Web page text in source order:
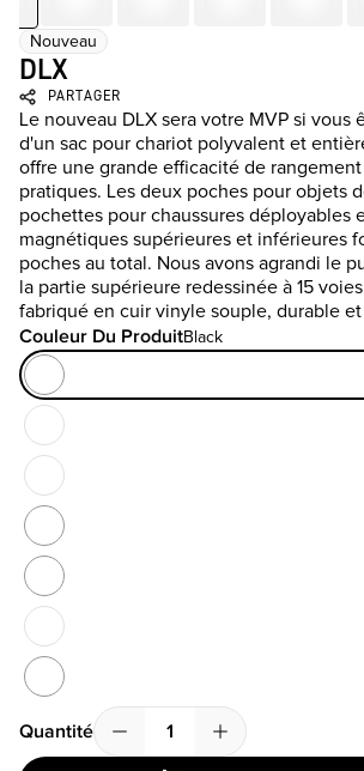
Nouveau
DLX
PARTAGER
Le nouveau DLX sera votre MVP si vous
d'un sac pour chariot polyvalent et
offre une grande efficacité de
pratiques. Les deux poches pour objets
pochettes pour chaussures déployables
magnétiques supérieures et inférieures
poches au total. Nous avons agrandi le
la partie supérieure redessinée à 15
fabriqué en cuir vinyle souple, durable
Couleur Du ProduitBlack
Couleur Du Produit
Black
White / Dark Grey / Blue
Rupture D'inventaire
Crystal
Rupture D'inventaire
Navy
Vanilla
Grey
Rupture D'inventaire
White
Quantité Quantité